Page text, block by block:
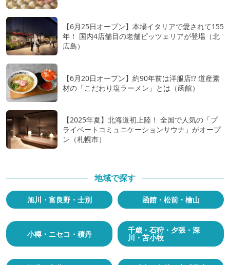
【6月25日オープン】本場イタリアで愛されて155
年！ 国内4店舗目の老舗ピッツェリアが登場（北
広島）
【6月20日オープン】約90年前は洋服店!? 道産素
材の「こだわり塩ラーメン」とは（函館）
【2025年夏】北海道初上陸！ 全国で人気の「プ
ライベートコミュニケーションサウナ」がオープ
ン（札幌市）
地域で探す
旭川・富良野・士別 函館・松前・檜山
小樽・ニセコ・積丹 千歳・石狩・夕張・深
川・苫小牧